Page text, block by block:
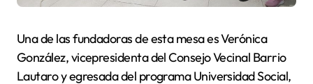
Una de las fundadoras de esta mesa es Verónica
González, vicepresidenta del Consejo Vecinal Barrio
Lautaro y egresada del programa Universidad Social,